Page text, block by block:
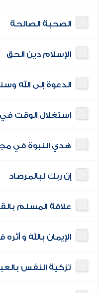
الصحبة الصالحة
الإسلام دين الحق
الدعوة إلى الله
استغلال الوقت في
هدي النبوة في
إن ربك لبالمرصاد
علاقة المسلم
الإيمان بالله و
تزكية النفس